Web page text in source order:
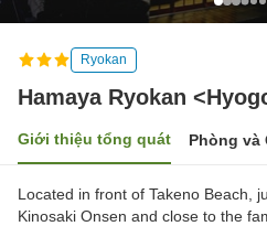
Ryokan
Hamaya Ryokan
Giới thiệu tổng quát Phòng và
Located in front of Takeno Beach,
Kinosaki Onsen and close to the